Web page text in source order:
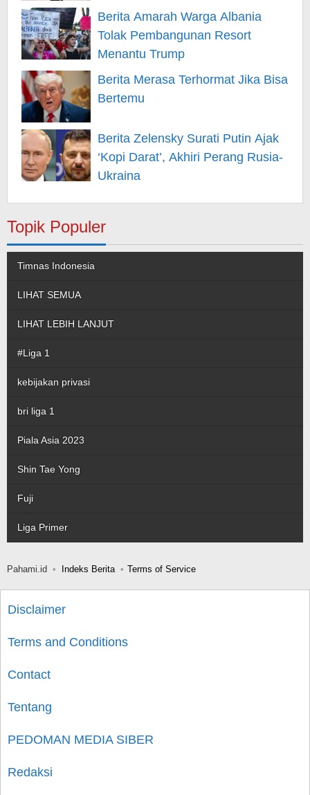
Berita Amarah Warga Albania
Tolak Pembangunan Resort
Menantu Trump
Berita Merasa Terhormat Jika Bisa
Bertemu
Berita Zelensky Surati Putin Ajak
‘Kopi Darat’, Akhiri Perang Rusia-
Ukraina
Topik Populer
Timnas Indonesia
LIHAT SEMUA
LIHAT LEBIH LANJUT
#Liga 1
kebijakan privasi
bri liga 1
Piala Asia 2023
Shin Tae Yong
Fuji
Liga Primer
Pahami.id Indeks Berita Terms of Service
Disclaimer
Terms and Conditions
Contact
Tentang
PEDOMAN MEDIA SIBER
Redaksi